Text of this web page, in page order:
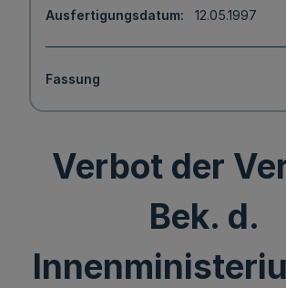
Ausfertigungsdatum 12.05.1997
Fassung
Verbot der
Bek. d.